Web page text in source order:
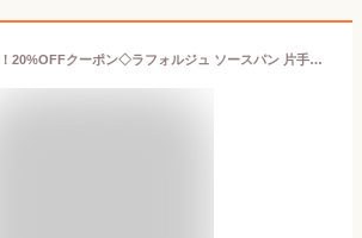
◇10/25月限定！20%OFFクーポン◇ラフォルジュ ソースパン 片手鍋 14cm 蓋付きミルクパン ガラス蓋付 フタ コンパクト IH対応 ガス火 オーブン可 おしゃれ ステンレス フッ素コーティング くっつかない こびりつきにくい 金属ヘラ対応